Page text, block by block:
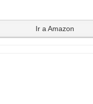
Ir a Amazon